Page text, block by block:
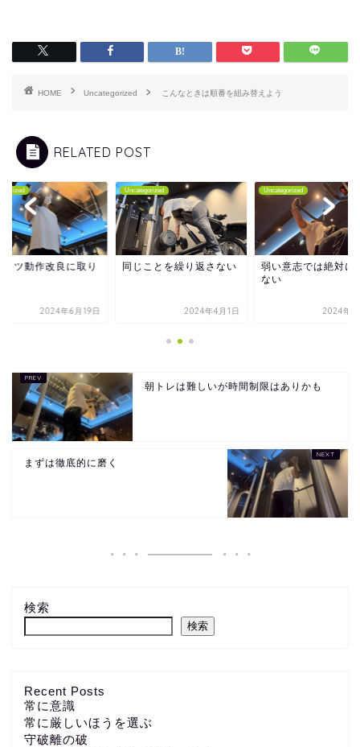
HOME Uncategorized こんなときは順番を組み替えよう
RELATED POST
コツ動作改良に取り
2024年6月19日
Uncategorized
同じことを繰り返さない
2024年4月1日
Uncategorized
弱い意志では絶対に
ない
2024年3
朝トレは難しいが時間制限はありかも
まずは徹底的に磨く
検索
検索
Recent Posts
常に意識
常に厳しいほうを選ぶ
守破離の破